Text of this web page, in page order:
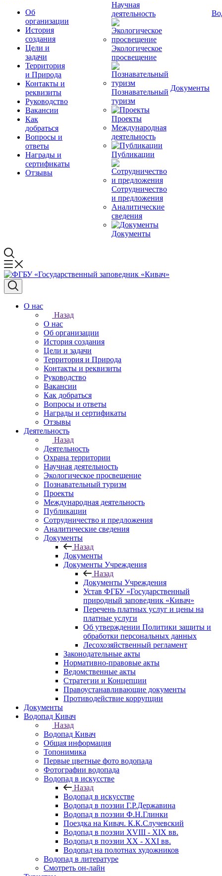
Об
организации
История
создания
Цели и
задачи
Территория
и Природа
Контакты и
реквизиты
Руководство
Вакансии
Как
добраться
Вопросы и
ответы
Награды и
сертификаты
Отзывы
Научная
деятельность
Экологическое
просвещение
Познавательный
туризм
Проекты
Международная
деятельность
Публикации
Сотрудничество
и предложения
Аналитические
сведения
Документы
Документы
О нас
Назад
О нас
Об организации
История создания
Цели и задачи
Территория и Природа
Контакты и реквизиты
Руководство
Вакансии
Как добраться
Вопросы и ответы
Награды и сертификаты
Отзывы
Деятельность
Назад
Деятельность
Охрана территории
Научная деятельность
Экологическое просвещение
Познавательный туризм
Проекты
Международная деятельность
Публикации
Сотрудничество и предложения
Аналитические сведения
Документы
Назад
Документы
Документы Учреждения
Назад
Документы Учреждения
Устав ФГБУ «Государственный
природный заповедник «Кивач»
Перечень платных услуг и цены на
платные услуги
Об утверждении Политики защиты и
обработки персональных данных
Лесохозяйственный регламент
Законодательные акты
Нормативно-правовые акты
Ведомственные акты
Стратегии и Концепции
Правоустанавливающие документы
Противодействие коррупции
Документы
Водопад Кивач
Назад
Водопад Кивач
Общая информация
Топонимика
Первые цветные фото водопада
Фотографии водопада
Водопад в искусстве
Назад
Водопад в искусстве
Водопад в поэзии Г.Р.Державина
Водопад в поэзии Ф.Н.Глинки
Поездка на Кивач. К.К.Случевский
Водопад в поэзии XVIII - XIX вв.
Водопад в поэзии XX - XXI вв.
Водопад на полотнах художников
Водопад в литературе
Смотреть он-лайн